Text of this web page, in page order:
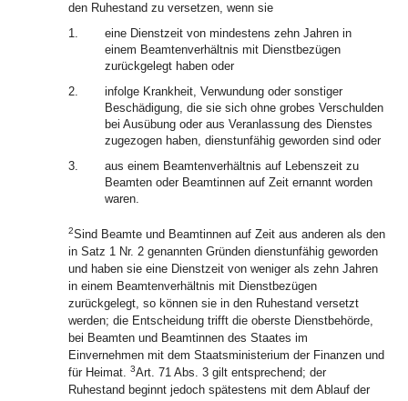
den Ruhestand zu versetzen, wenn sie
1.
eine Dienstzeit von mindestens zehn Jahren in
einem Beamtenverhältnis mit Dienstbezügen
zurückgelegt haben oder
2.
infolge Krankheit, Verwundung oder sonstiger
Beschädigung, die sie sich ohne grobes Verschulden
bei Ausübung oder aus Veranlassung des Dienstes
zugezogen haben, dienstunfähig geworden sind oder
3.
aus einem Beamtenverhältnis auf Lebenszeit zu
Beamten oder Beamtinnen auf Zeit ernannt worden
waren.
2Sind Beamte und Beamtinnen auf Zeit aus anderen als den
in Satz 1 Nr. 2 genannten Gründen dienstunfähig geworden
und haben sie eine Dienstzeit von weniger als zehn Jahren
in einem Beamtenverhältnis mit Dienstbezügen
zurückgelegt, so können sie in den Ruhestand versetzt
werden; die Entscheidung trifft die oberste Dienstbehörde,
bei Beamten und Beamtinnen des Staates im
Einvernehmen mit dem Staatsministerium der Finanzen und
für Heimat. 3Art. 71 Abs. 3 gilt entsprechend; der
Ruhestand beginnt jedoch spätestens mit dem Ablauf der